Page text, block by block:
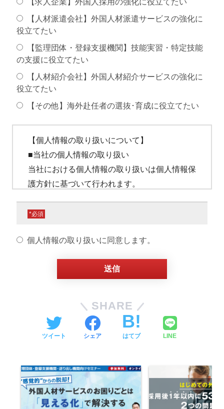
【求人企業】外国人採用の強化に役立てたい
【人材派遣会社】外国人材派遣サービスの強化に
役立てたい
【監理団体・登録支援機関】技能実習・特定技能
の支援に役立てたい
【人材紹介会社】外国人材紹介サービスの強化に
役立てたい
【その他】海外赴任者の選抜･育成に役立てたい
【個人情報の取り扱いについて】
■当社の個人情報の取り扱い
当社における個人情報の取り扱いは個人情報保
護方針に基づいて行われます。
個人情報取得とその利用目的は以下の通りであ
（1）お申し込みいただいた方に、当社及びセ
（3）電話、電子メールなどを通じて当社及び
セミナー共催企業が提供する各種サービス情報
上・改善、新しいサービスの開発目的の各種ア
ンケート等にご協力いただくため
■個人情報の第三者提供
*
個人情報の取り扱いに同意します。
SHARE
ツイート シェア はてブ LINE